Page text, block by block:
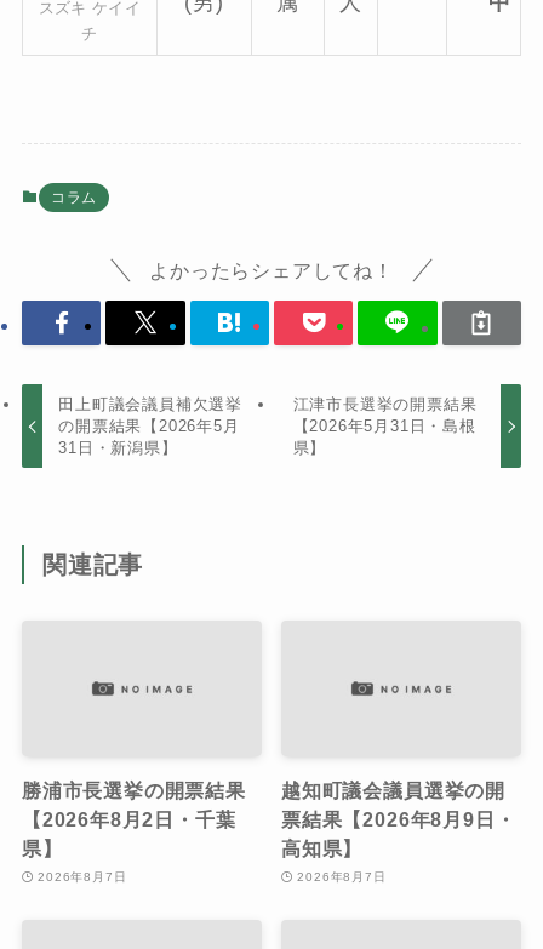
スズキ ケイイ
チ
コラム
よかったらシェアしてね！
田上町議会議員補欠選挙
の開票結果【2026年5月
31日・新潟県】
江津市長選挙の開票結果
【2026年5月31日・島根
県】
関連記事
勝浦市長選挙の開票結果
【2026年8月2日・千葉
県】
2026年8月7日
越知町議会議員選挙の開
票結果【2026年8月9日・
高知県】
2026年8月7日